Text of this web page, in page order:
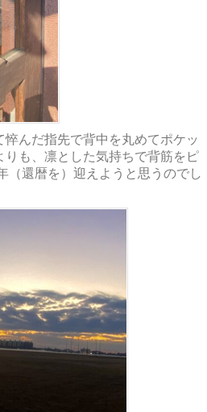
んだ指先で背中を丸めてポケッ
りも、凛とした気持ちで背筋をピ
（還暦を）迎えようと思うのでし